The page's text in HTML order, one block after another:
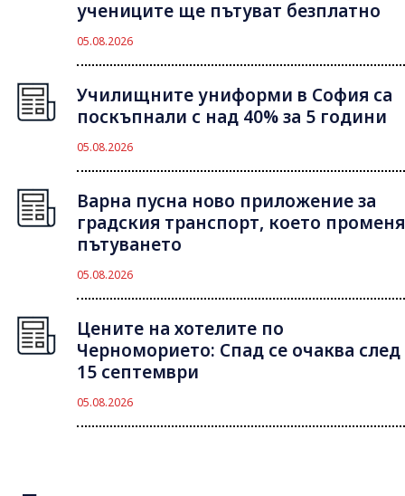
учениците ще пътуват безплатно
05.08.2026
Училищните униформи в София са
поскъпнали с над 40% за 5 години
05.08.2026
Варна пусна ново приложение за
градския транспорт, което променя
пътуването
05.08.2026
Цените на хотелите по
Черноморието: Спад се очаква след
15 септември
05.08.2026